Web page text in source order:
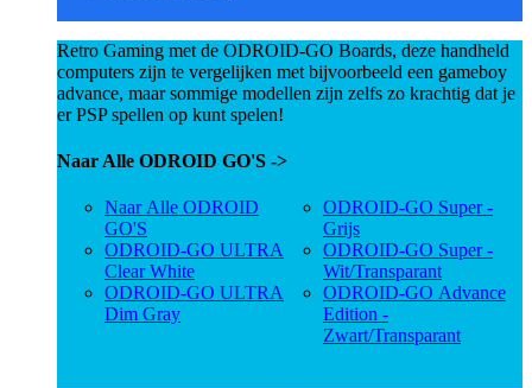
Retro Gaming met de ODROID-GO Boards, deze handheld
computers zijn te vergelijken met bijvoorbeeld een gameboy
advance, maar sommige modellen zijn zelfs zo krachtig dat je
er PSP spellen op kunt spelen!
Naar Alle ODROID GO'S ->
Naar Alle ODROID
GO'S
ODROID-GO ULTRA
Clear White
ODROID-GO ULTRA
Dim Gray
ODROID-GO Super -
Grijs
ODROID-GO Super -
Wit/Transparant
ODROID-GO Advance
Edition -
Zwart/Transparant